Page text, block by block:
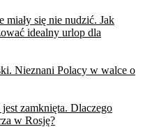
się nie nudzić. Jak
idealny urlop dla
Nieznani Polacy w walce o
zamknięta. Dlaczego
w Rosję?